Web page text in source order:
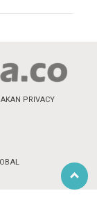
PRIVACY